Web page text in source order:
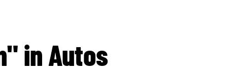
in Autos